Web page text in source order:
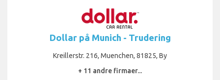
Dollar på Munich - Trudering
Kreillerstr. 216, Muenchen, 81825, By
+ 11 andre firmaer...